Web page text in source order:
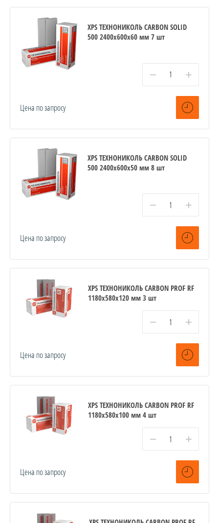
XPS ТЕХНОНИКОЛЬ CARBON SOLID
500 2400х600х60 мм 7 шт
− +
Цена по запросу
XPS ТЕХНОНИКОЛЬ CARBON SOLID
500 2400х600х50 мм 8 шт
− +
Цена по запросу
XPS ТЕХНОНИКОЛЬ CARBON PROF RF
1180х580х120 мм 3 шт
− +
Цена по запросу
XPS ТЕХНОНИКОЛЬ CARBON PROF RF
1180х580х100 мм 4 шт
− +
Цена по запросу